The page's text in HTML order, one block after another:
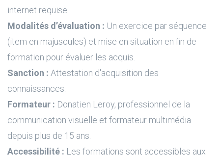
internet requise.
Modalités d’évaluation : Un exercice par séquence
(item en majuscules) et mise en situation en fin de
formation pour évaluer les acquis.
Sanction : Attestation d'acquisition des
connaissances.
Formateur : Donatien Leroy, professionnel de la
communication visuelle et formateur multimédia
depuis plus de 15 ans.
Accessibilité : Les formations sont accessibles aux